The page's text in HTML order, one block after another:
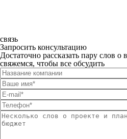
связь
Запросить консультацию
Достаточно рассказать пару слов
свяжемся, чтобы все обсудить